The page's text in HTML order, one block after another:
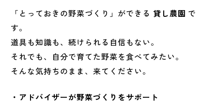
「とっておきの野菜づくり」ができる 貸し農園 で
す。
道具も知識も、続けられる自信もない。
それでも、自分で育てた野菜を食べてみたい。
そんな気持ちのまま、来てください。
・アドバイザーが野菜づくりをサポート